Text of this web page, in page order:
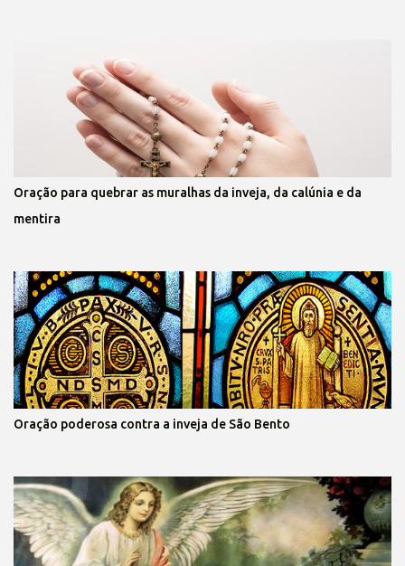
Oração para quebrar as muralhas da inveja, da calúnia e da
mentira
Oração poderosa contra a inveja de São Bento